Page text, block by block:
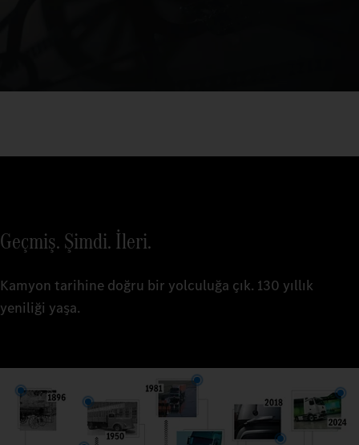
Geçmiş. Şimdi. İleri.
Kamyon tarihine doğru bir yolculuğa çık. 130 yıllık
yeniliği yaşa.